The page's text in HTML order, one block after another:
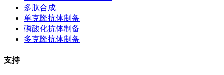
多肽合成
单克隆抗体制备
磷酸化抗体制备
多克隆抗体制备
支持